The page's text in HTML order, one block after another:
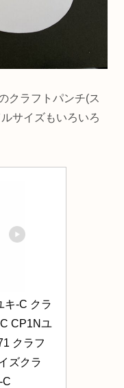
クラフトパンチ(ス
サイズもいろいろ
キ-C クラ
CP1Nユ
クラフ
ズクラ
C